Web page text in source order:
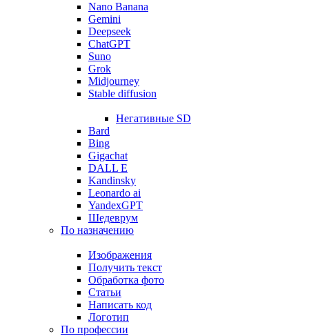
Nano Banana
Gemini
Deepseek
ChatGPT
Suno
Grok
Midjourney
Stable diffusion
Негативные SD
Bard
Bing
Gigachat
DALL E
Kandinsky
Leonardo ai
YandexGPT
Шедеврум
По назначению
Изображения
Получить текст
Обработка фото
Статьи
Написать код
Логотип
По профессии